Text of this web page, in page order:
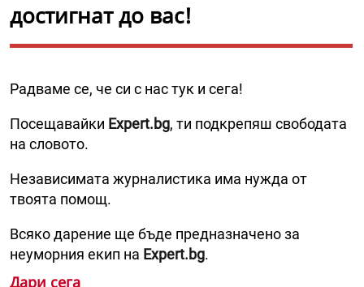
достигнат до вас!
Радваме се, че си с нас тук и сега!
Посещавайки Expert.bg, ти подкрепяш свободата
на словото.
Независимата журналистика има нужда от
твоята помощ.
Всяко дарение ще бъде предназначено за
неуморния екип на Expert.bg.
Дари сега